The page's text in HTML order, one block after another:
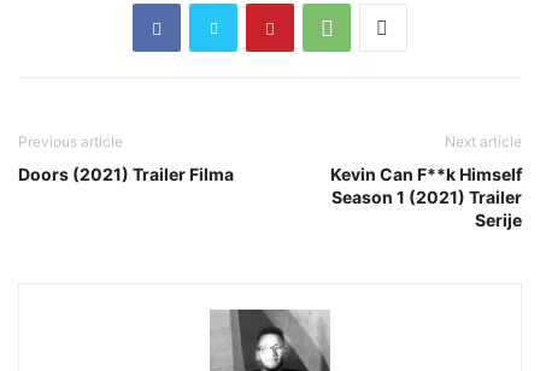
Previous article
Doors (2021) Trailer Filma
Next article
Kevin Can F**k Himself
Season 1 (2021) Trailer
Serije